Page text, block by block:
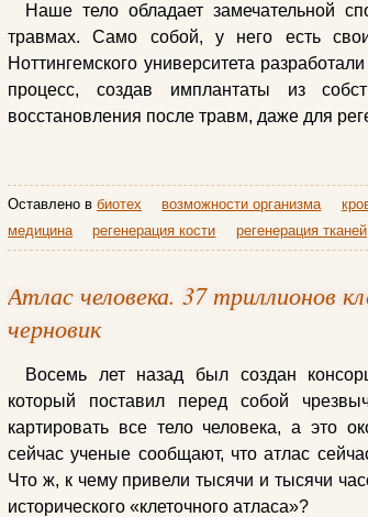
Наше тело обладает замечательной
травмах. Само собой, у него есть
Ноттингемского университета
процесс, создав имплантаты из
восстановления после травм, даже для
Оставлено в биотех возможности организма
медицина
регенерация кости регенерация тканей
Атлас человека. 37 триллионов
черновик
Восемь лет назад был создан
который поставил перед собой
картировать все тело человека, а это
сейчас ученые сообщают, что атлас
Что ж, к чему привели тысячи и тысячи
исторического «клеточного атласа»?